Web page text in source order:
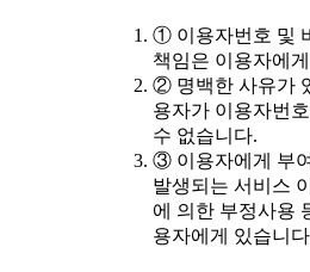
① 이용자번호 및
책임은 이용자에
② 명백한 사유가
용자가 이용자번
수 없습니다.
③ 이용자에게 부
발생되는 서비스
에 의한 부정사용
용자에게 있습니